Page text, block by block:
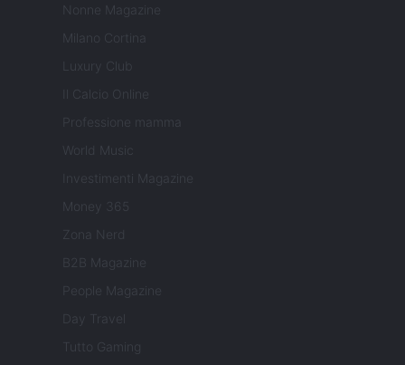
Nonne Magazine
Milano Cortina
Luxury Club
Il Calcio Online
Professione mamma
World Music
Investimenti Magazine
Money 365
Zona Nerd
B2B Magazine
People Magazine
Day Travel
Tutto Gaming